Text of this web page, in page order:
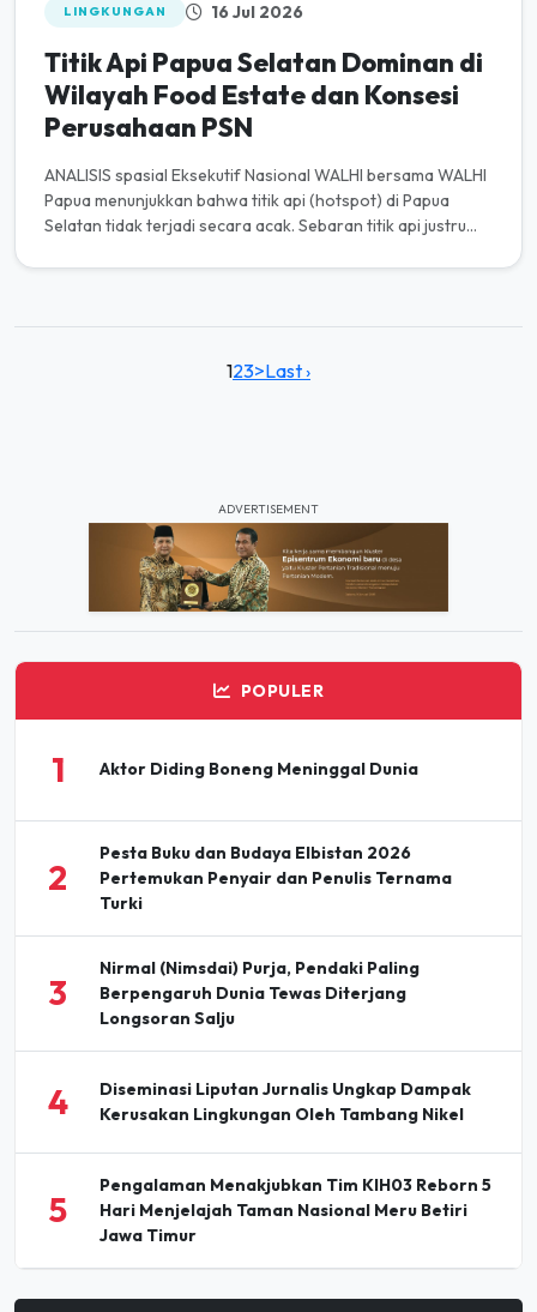
LINGKUNGAN 16 Jul 2026
Titik Api Papua Selatan Dominan di
Wilayah Food Estate dan Konsesi
Perusahaan PSN
ANALISIS spasial Eksekutif Nasional WALHI bersama WALHI
Papua menunjukkan bahwa titik api (hotspot) di Papua
Selatan tidak terjadi secara acak. Sebaran titik api justru
123>Last ›
ADVERTISEMENT
POPULER
1 Aktor Diding Boneng Meninggal Dunia
2
Pesta Buku dan Budaya Elbistan 2026
Pertemukan Penyair dan Penulis Ternama
Turki
3
Nirmal (Nimsdai) Purja, Pendaki Paling
Berpengaruh Dunia Tewas Diterjang
Longsoran Salju
4
Diseminasi Liputan Jurnalis Ungkap Dampak
Kerusakan Lingkungan Oleh Tambang Nikel
5
Pengalaman Menakjubkan Tim KIH03 Reborn 5
Hari Menjelajah Taman Nasional Meru Betiri
Jawa Timur